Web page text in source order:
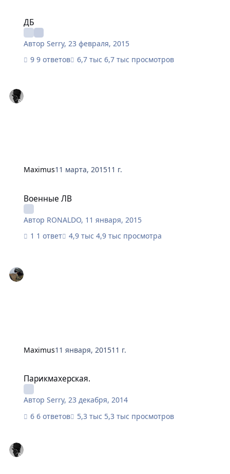
ДБ
АвторSerry, 23 февраля, 2015
9 ответов
6,7 тыс просмотров
Maximus11 марта, 201511 г.
Военные ЛВ
Автор RONALDO, 11 января, 2015
1 ответ
4,9 тыс просмотра
Maximus11 января, 201511 г.
Парикмахерская.
АвторSerry,23 декабря, 2014
6 ответов
5,3 тыс просмотров